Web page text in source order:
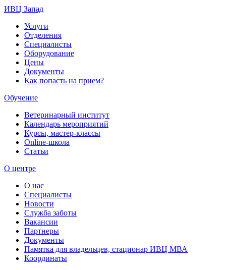
ИВЦ Запад
Услуги
Отделения
Специалисты
Оборудование
Цены
Документы
Как попасть на прием?
Обучение
Ветеринарный институт
Календарь мероприятий
Курсы, мастер-классы
Online-школа
Статьи
О центре
О нас
Специалисты
Новости
Служба заботы
Вакансии
Партнеры
Документы
Памятка для владельцев, стационар ИВЦ МВА
Координаты